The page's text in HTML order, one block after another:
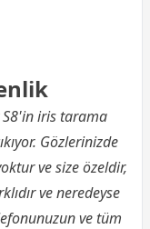
S8'in iris tarama
Gözlerinizde
ve size özeldir,
ve neredeyse
ve tüm